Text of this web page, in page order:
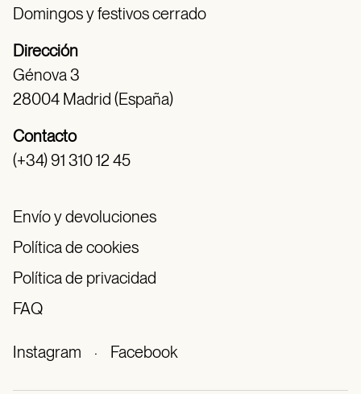
Domingos y festivos cerrado
Dirección
Génova 3
28004 Madrid (España)
Contacto
(+34) 91 310 12 45
Envío y devoluciones
Política de cookies
Política de privacidad
FAQ
Instagram · Facebook